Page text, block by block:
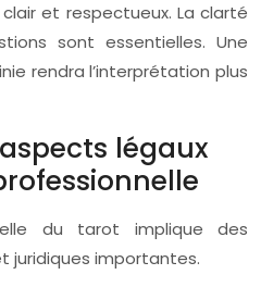
et respectueux. La clarté
sont essentielles. Une
rendra l’interprétation plus
légaux
du tarot implique des
juridiques importantes.